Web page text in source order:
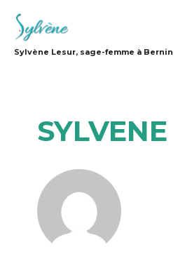
contenu
Sylvène Lesur, sage-femme à Bernin
SYLVENE